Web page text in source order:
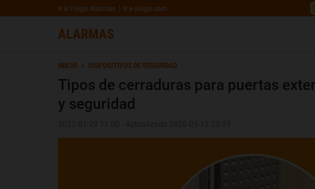
Ir a Yoigo Alarmas Ir a yoigo.com
INICIO DISPOSITIVOS DE SEGURIDAD
Tipos de cerraduras para puertas
y seguridad